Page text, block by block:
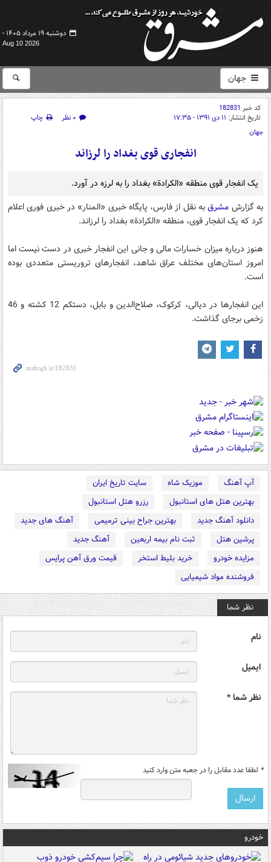
دوشنبه ۱۹ مرداد ۱۴۰۵ -
Aug 10 2026
جهان
کد خبر 182831
تاریخ انتشار: ۱۱ دی ۱۳۹۱ - ۱۷:۳۵ ۰ نظر
چاپ
جهان
انفجاری قوی بغداد را لرزاند
یک انفجار قوی منطقه «الکرادة» بغداد را به لرزه در آورد.
به گزارش مشرقبه نقل از فارس، پایگاه خبری «المنار» در خبری فوری اعلام
کرد که یک انفجار قوی، منطقه «الکرادة» بغداد را لرزاند.
هنوز درباره میزان خسارات مالی و جانی این انفجار خبری در دست نیست اما
امروز استان‌های مختلف عراق شاهد، انفجارهای تروریستی متعددی بوده
است.
این انفجارها در دیالی، کرکوک، صلاح‌الدین و بابل، دستکم 12 کشته و 46
زخمی برجای گذاشت.
آپ آهنگ موزیک شاه
سایت تاریخ ایران
بهترین هتل های استانبول
رزرو هتل استانبول
دانلود آهنگ جدید
بهترین جراح بینی ترمیمی
آهنگ های جدید
پرشین هتل
ثبت نام بیمه اربعین
آهنگ جدید
مزایده خودرو
خرید بلیط استخر
قیمت ورق آهن پرایس
فروشنده مواد شیمیایی
نظر شما
نام
ایمیل
نظر شما *
* لطفا عدد مقابل را در جعبه متن وارد کنید
خودرو